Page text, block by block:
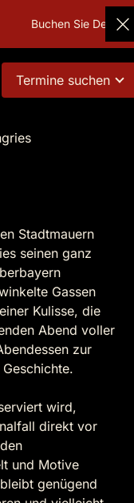
Buchen Sie
Termine suchen
Stadtmauern
seinen ganz
Gassen
Kulisse, die
Abend voller
zur
wird,
direkt vor
und Motive
genügend